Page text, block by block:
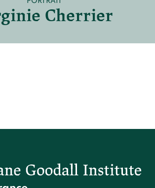
du "Cercle des Amis de Jane"
Cherrier